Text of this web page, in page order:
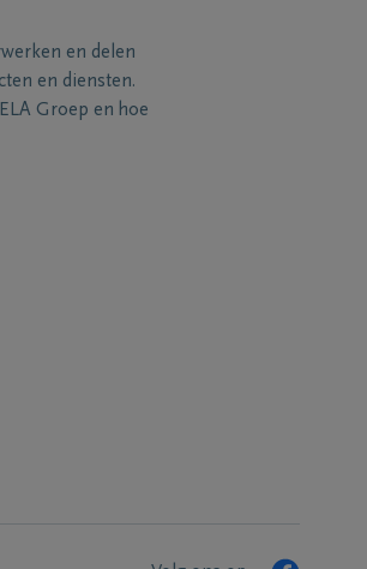
en delen
en diensten.
Groep en hoe